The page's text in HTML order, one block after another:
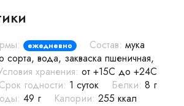
ежедневно Состав: мука
сорта, вода, закваска пшеничная,
хранения: от +15С до +24С
Срок годности: 1 суток Белки: 8 г
49 г Калории: 255 ккал